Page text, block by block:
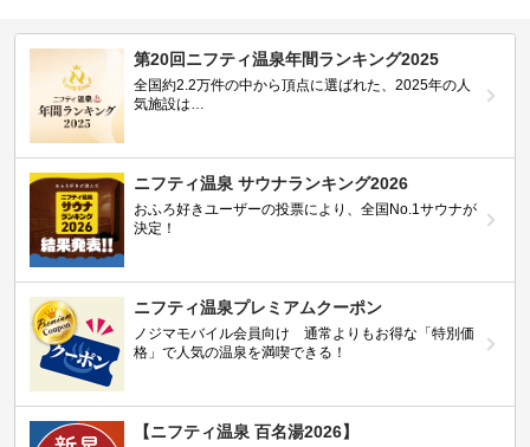
第20回ニフティ温泉年間ランキング2025
全国約2.2万件の中から頂点に選ばれた、2025年の人
気施設は…
ニフティ温泉 サウナランキング2026
おふろ好きユーザーの投票により、全国No.1サウナが
決定！
ニフティ温泉プレミアムクーポン
ノジマモバイル会員向け 通常よりもお得な「特別価
格」で人気の温泉を満喫できる！
【ニフティ温泉 百名湯2026】